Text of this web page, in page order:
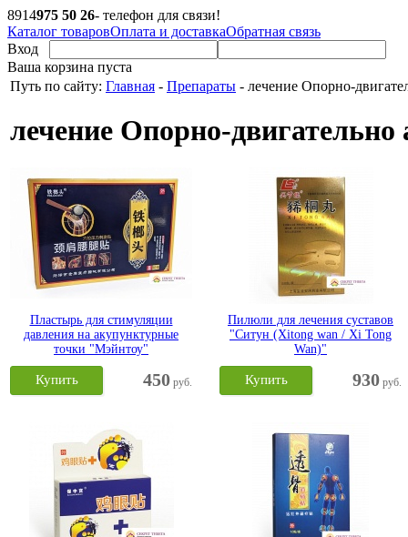
8914975 50 26- телефон для связи!
Каталог товаровОплата и доставкаОбратная связь
Вход
Ваша корзина пуста
Путь по сайту: Главная - Препараты - лечение Опорно-
лечение Опорно-двигательно
Пластырь для стимуляции
давления на акупунктурные
точки "Мэйнтоу"
450 руб.
Купить
Пилюли для лечения суставов
"Ситун (Xitong wan / Xi Tong
Wan)"
930 руб.
Купить